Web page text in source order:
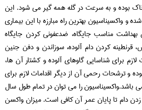
بوده و به سرعت در گله همه گیر می شود. این
واکسیناسیون بهترین راه مبارزه با این بیماری
بهداشت مناسب جایگاه، ضدعفونی کردن جایگاه
کردن دام آلوده، سوزاندن و دفن جنین
برای شناسایی گاوهای آلوده و کشتار آن ها،
و ترشحات رحمی آن از دیگر اقدامات لازم برای
باشد.واکسیناسیون را می توان در تمام طول سال
دام تا پایان عمر آن کافی است. میزان واکسن